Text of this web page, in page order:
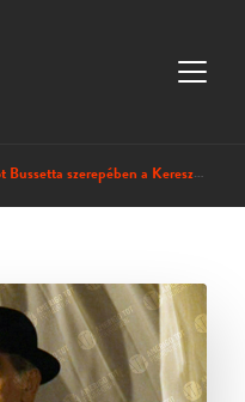
szerepében a Keresztapa II. forgatásán